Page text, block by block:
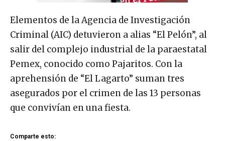
Elementos de la Agencia de Investigación
Criminal (AIC) detuvieron a alias “El Pelón”, al
salir del complejo industrial de la paraestatal
Pemex, conocido como Pajaritos. Con la
aprehensión de “El Lagarto” suman tres
asegurados por el crimen de las 13 personas
que convivían en una fiesta.
Comparte esto: